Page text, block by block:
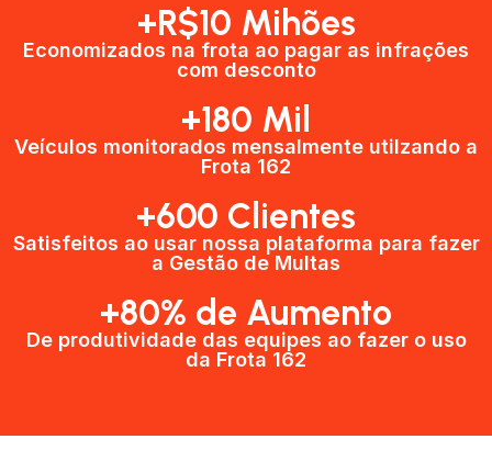
+R$10 Mihões
Economizados na frota ao pagar as infrações
com desconto
+180 Mil
Veículos monitorados mensalmente utilzando a
Frota 162
+600 Clientes​
Satisfeitos ao usar nossa plataforma para fazer
a Gestão de Multas​
+80% de Aumento
De produtividade das equipes ao fazer o uso
da Frota 162​